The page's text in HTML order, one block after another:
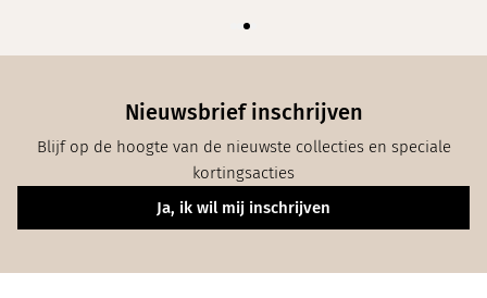
Nieuwsbrief inschrijven
Blijf op de hoogte van de nieuwste collecties en speciale
kortingsacties
Ja, ik wil mij inschrijven